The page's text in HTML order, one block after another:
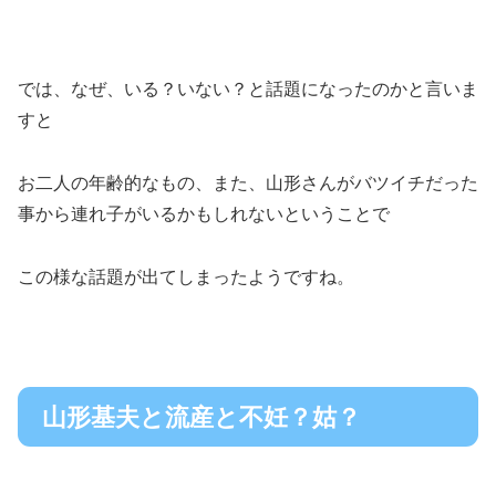
では、なぜ、いる？いない？と話題になったのかと言いま
すと
お二人の年齢的なもの、
また、山形さんがバツイチだった
事から連れ子がいるかもしれないということで
この様な話題が出てしまったようですね。
山形基夫と流産と不妊？姑？